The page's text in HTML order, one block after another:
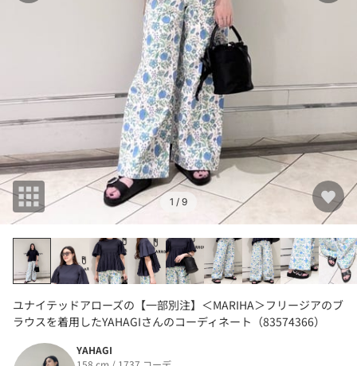
1 / 9
ユナイテッドアローズの【一部別注】＜MARIHA＞フリージアのブ
ラウスを着用したYAHAGIさんのコーディネート（83574366）
YAHAGI